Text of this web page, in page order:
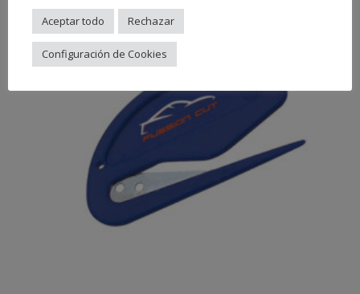
Aceptar todo Rechazar
Configuración de Cookies